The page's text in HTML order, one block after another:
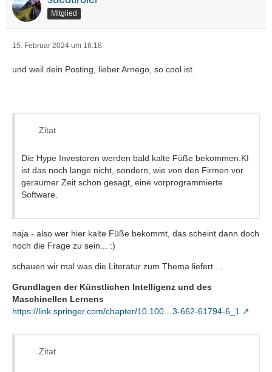
Mitglied
15. Februar 2024 um 16:18
und weil dein Posting, lieber Arnego, so cool ist.
Zitat
Die Hype Investoren werden bald kalte Füße bekommen.KI
ist das noch lange nicht, sondern, wie von den Firmen vor
geraumer Zeit schon gesagt, eine vorprogrammierte
Software.
naja - also wer hier kalte Füße bekommt, das scheint dann doch
noch die Frage zu sein... :)
schauen wir mal was die Literatur zum Thema liefert ...
Grundlagen der Künstlichen Intelligenz und des
Maschinellen Lernens
https://link.springer.com/chapter/10.100…3-662-61794-6_1
Zitat